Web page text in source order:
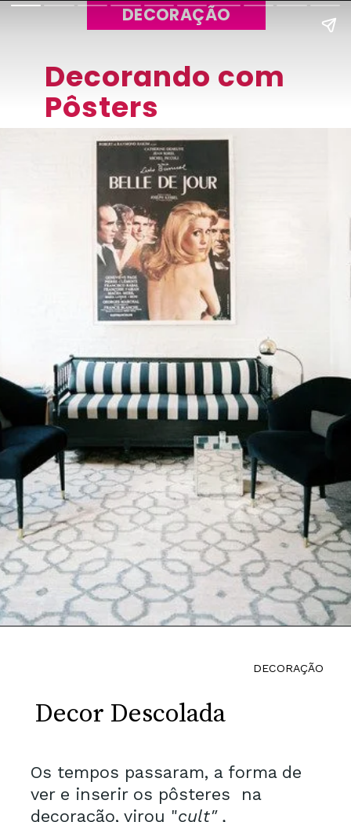
Decorando com
Pôsters
DECORAÇÃO
Os tempos passaram, a forma de
ver e inserir os pôsteres na
decoração, virou "cult" ,
Decor Descolada
DECORAÇÃO